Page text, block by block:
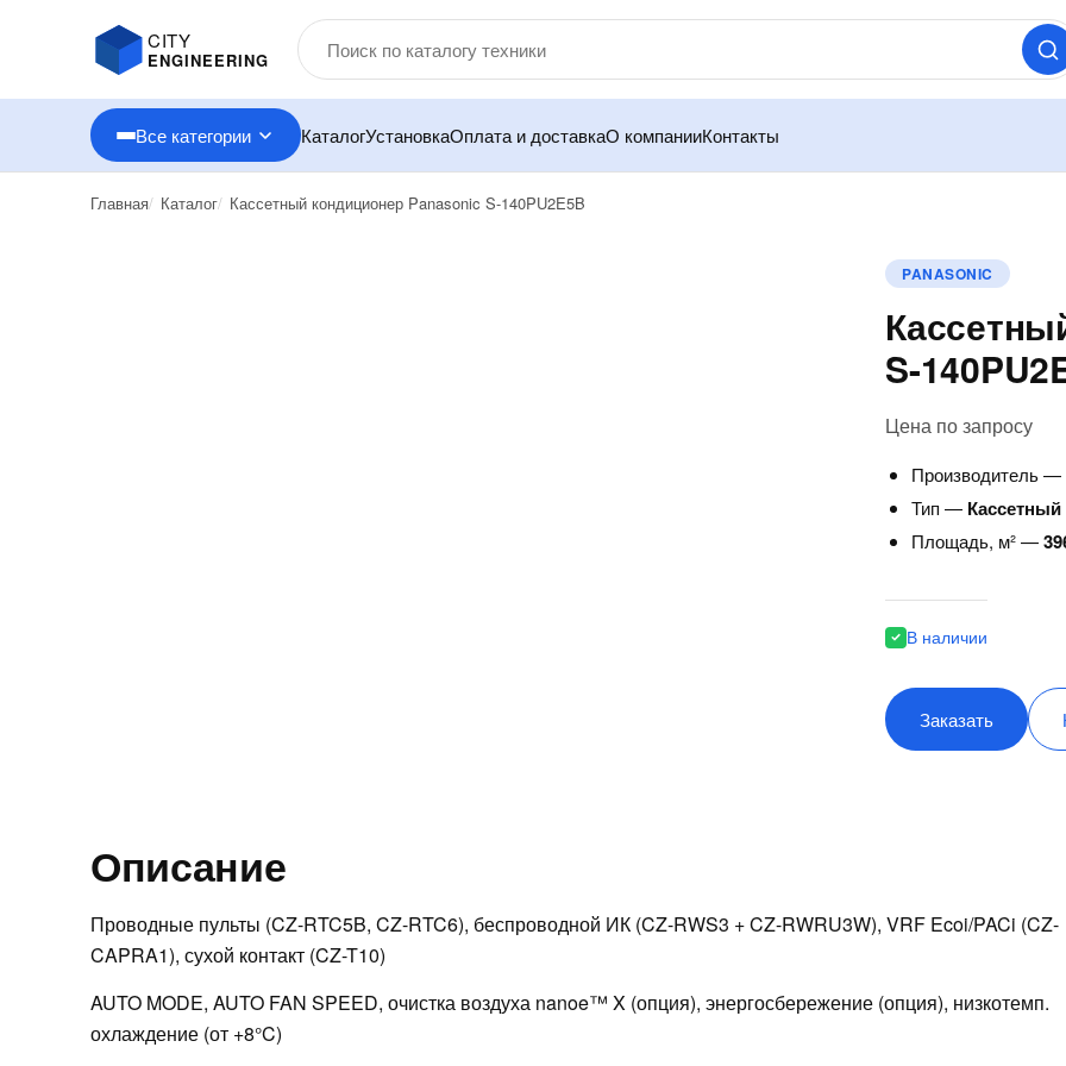
CITY
ENGINEERING
Все категории КаталогУстановкаОплата и доставкаО компанииКонтакты
Главная Каталог Кассетный кондиционер Panasonic S-140PU2E5B
PANASONIC
S-
Цена по запросу
Производитель —
Тип —
Площадь, м² —
В наличии
Заказать
Описание
Проводные пульты (CZ-RTC5B, CZ-RTC6), беспроводной ИК (CZ-RWS3 + CZ-RWRU3W), VRF Ecoi/PACi (CZ-
CAPRA1), сухой контакт (CZ-T10)
AUTO MODE, AUTO FAN SPEED, очистка воздуха nanoe™ X (опция), энергосбережение (опция), низкотемп.
охлаждение (от +8°C)